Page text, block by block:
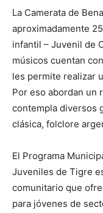
La Camerata de
aproximadamente
infantil – Juvenil de
músicos cuentan
les permite realizar
Por eso abordan un
contempla diversos
clásica, folclore
El Programa
Juveniles de Tigre
comunitario que
para jóvenes de